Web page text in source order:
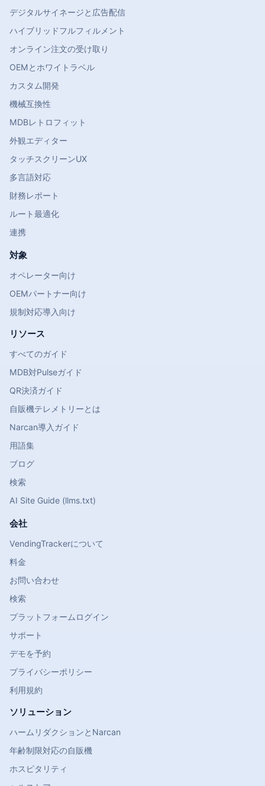
デジタルサイネージと広告配信
ハイブリッドフルフィルメント
オンライン注文の受け取り
OEMとホワイトラベル
カスタム開発
機械互換性
MDBレトロフィット
外観エディター
タッチスクリーンUX
多言語対応
財務レポート
ルート最適化
連携
対象
オペレーター向け
OEMパートナー向け
規制対応導入向け
リソース
すべてのガイド
MDB対Pulseガイド
QR決済ガイド
自販機テレメトリーとは
Narcan導入ガイド
用語集
ブログ
検索
AI Site Guide (llms.txt)
会社
VendingTrackerについて
料金
お問い合わせ
検索
プラットフォームログイン
サポート
デモを予約
プライバシーポリシー
利用規約
ソリューション
ハームリダクションとNarcan
年齢制限対応の自販機
ホスピタリティ